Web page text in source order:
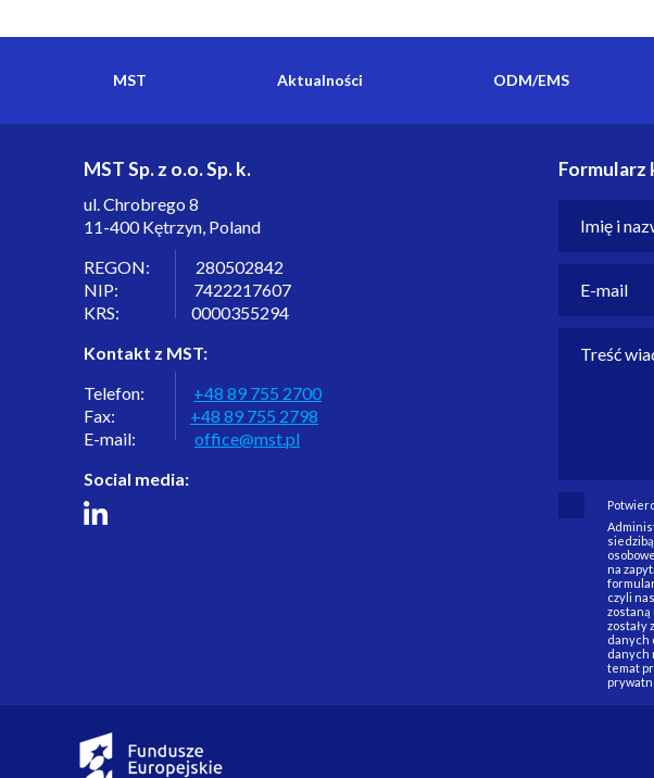
MST Aktualności ODM/EMS
MST Sp. z o.o. Sp. k.
ul. Chrobrego 8
11-400 Kętrzyn, Poland
REGON: 280502842
NIP: 7422217607
KRS: 0000355294
Kontakt z MST:
Telefon: +48 89 755 2700
Fax: +48 89 755 2798
E-mail: office@mst.pl
Social media:
na
czyli
zostały
danych
danych
temat